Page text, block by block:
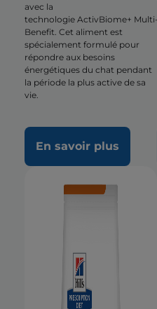
avec la
technologie ActivBiome+ Multi-
Benefit. Cet aliment est
spécialement formulé pour
répondre aux besoins
énergétiques du chat pendant
la période la plus active de sa
vie.
En savoir plus